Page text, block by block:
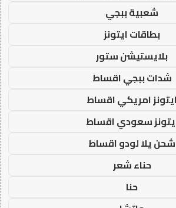
شعبية ببجي
بطاقات ايتونز
بلايستيشن ستور
شدات ببجي اقساط
ايتونز امريكي اقساط
سعودي اقساط
شحن يلا لودو اقساط
حناء شعر
حنا